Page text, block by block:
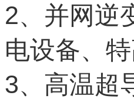
2、并网逆
电设备、
3、高温超